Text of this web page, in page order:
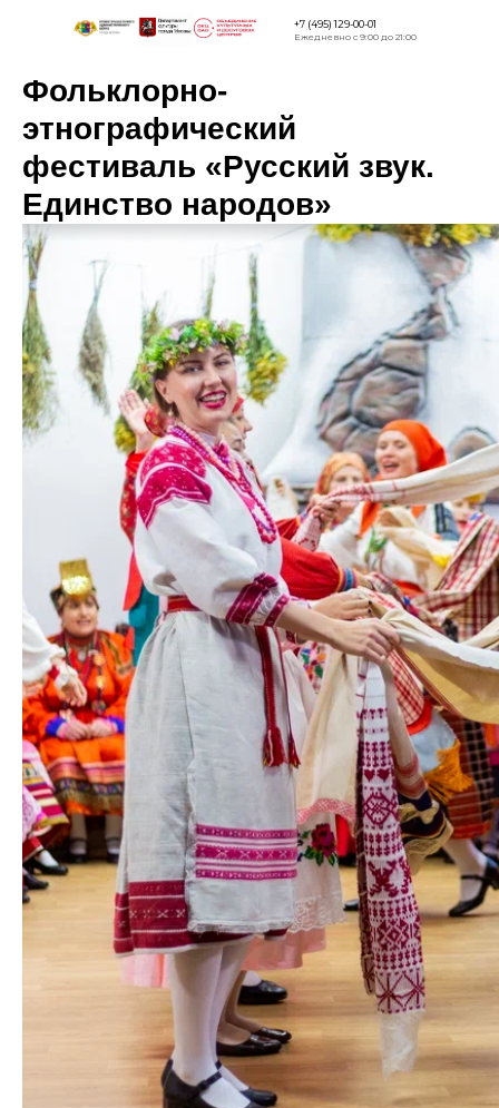
+7 (495) 129-00-01
Ежедневно с 9:00 до 21:00
Фольклорно-
этнографический
фестиваль «Русский звук.
Единство народов»